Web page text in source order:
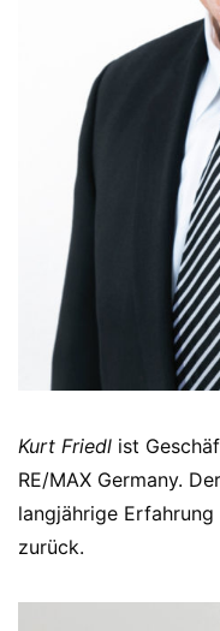
Kurt Friedl ist
RE/MAX Germany.
langjährige
zurück.